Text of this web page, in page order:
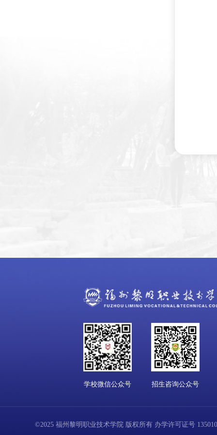
学校微信公众号 招生咨询公众号
©2025 福州黎明职业技术学院 版权所有 办学许可证号